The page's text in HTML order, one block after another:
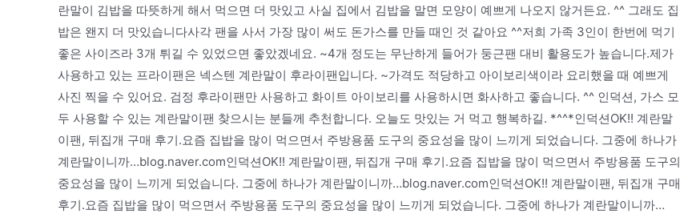
란말이 김밥을 따뜻하게 해서 먹으면 더 맛있고 사실 집에서 김밥을 말면 모양이 예쁘게 나오지 않거든요. ^^ 그래도 집
밥은 왠지 더 맛있습니다사각 팬을 사서 가장 많이 써도 돈가스를 만들 때인 것 같아요 ^^저희 가족 3인이 한번에 먹기
좋은 사이즈라 3개 튀길 수 있었으면 좋았겠네요. ~4개 정도는 무난하게 들어가 둥근팬 대비 활용도가 높습니다.제가
사용하고 있는 프라이팬은 넥스텐 계란말이 후라이팬입니다. ~가격도 적당하고 아이보리색이라 요리했을 때 예쁘게
사진 찍을 수 있어요. 검정 후라이팬만 사용하고 화이트 아이보리를 사용하시면 화사하고 좋습니다. ^^ 인덕션, 가스 모
두 사용할 수 있는 계란말이팬 찾으시는 분들께 추천합니다. 오늘도 맛있는 거 먹고 행복하길. *^^*인덕션OK!! 계란말
이팬, 뒤집개 구매 후기.요즘 집밥을 많이 먹으면서 주방용품 도구의 중요성을 많이 느끼게 되었습니다. 그중에 하나가
계란말이니까…blog.naver.com인덕션OK!! 계란말이팬, 뒤집개 구매 후기.요즘 집밥을 많이 먹으면서 주방용품 도구의
중요성을 많이 느끼게 되었습니다. 그중에 하나가 계란말이니까…blog.naver.com인덕션OK!! 계란말이팬, 뒤집개 구매
후기.요즘 집밥을 많이 먹으면서 주방용품 도구의 중요성을 많이 느끼게 되었습니다. 그중에 하나가 계란말이니까…